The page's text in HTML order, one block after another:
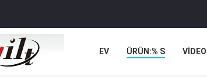
EV ÜRÜN:% S